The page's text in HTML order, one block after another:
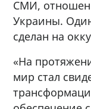
СМИ,
Украины.
сделан на
«На
мир стал